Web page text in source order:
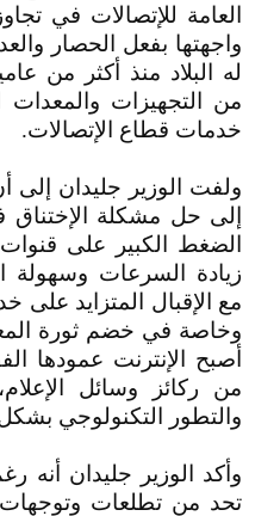
العامة للإتصالات في
واجهتها بفعل الحصار
له البلاد منذ أكثر من
من التجهيزات والمعدات
خدمات قطاع الإتصالات.
ولفت الوزير جليدان إلى
إلى حل مشكلة
الضغط الكبير على قنوات
زيادة السرعات وسهولة
مع الإقبال المتزايد على
وخاصة في خضم ثورة
أصبح الإنترنت عمودها
من ركائز وسائل
والتطور التكنولوجي
وأكد الوزير جليدان أنه
تحد من تطلعات وتوجهات